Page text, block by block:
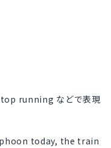
running などで表現
today, the train